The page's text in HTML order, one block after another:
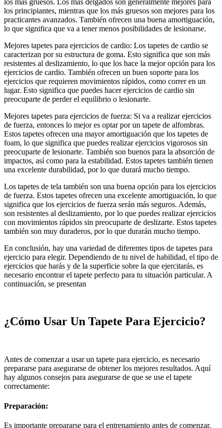
los principiantes, mientras que los más gruesos son mejores para los
practicantes avanzados. También ofrecen una buena amortiguación,
lo que significa que va a tener menos posibilidades de lesionarse.
Mejores tapetes para ejercicios de cardio: Los tapetes de cardio se
caracterizan por su estructura de goma. Esto significa que son más
resistentes al deslizamiento, lo que los hace la mejor opción para los
ejercicios de cardio. También ofrecen un buen soporte para los
ejercicios que requieren movimientos rápidos, como correr en un
lugar. Esto significa que puedes hacer ejercicios de cardio sin
preocuparte de perder el equilibrio o lesionarte.
Mejores tapetes para ejercicios de fuerza: Si va a realizar ejercicios
de fuerza, entonces lo mejor es optar por un tapete de alfombras.
Estos tapetes ofrecen una mayor amortiguación que los tapetes de
foam, lo que significa que puedes realizar ejercicios vigorosos sin
preocuparte de lesionarte. También son buenos para la absorción de
impactos, así como para la estabilidad. Estos tapetes también tienen
una excelente durabilidad, por lo que durará mucho tiempo.
Los tapetes de tela también son una buena opción para los ejercicios
de fuerza. Estos tapetes ofrecen una excelente amortiguación, lo que
significa que los ejercicios de fuerza serán más seguros. Además,
son resistentes al deslizamiento, por lo que puedes realizar ejercicios
con movimientos rápidos sin preocuparte de deslizarte. Estos tapetes
también son muy duraderos, por lo que durarán mucho tiempo.
En conclusión, hay una variedad de diferentes tipos de tapetes para
ejercicio para elegir. Dependiendo de tu nivel de habilidad, el tipo de
ejercicios que harás y de la superficie sobre la que ejercitarás, es
necesario encontrar el tapete perfecto para tu situación particular. A
continuación, se presentan
¿Cómo Usar Un Tapete Para Ejercicio?
Antes de comenzar a usar un tapete para ejercicio, es necesario
prepararse para asegurarse de obtener los mejores resultados. Aquí
hay algunos consejos para asegurarse de que se use el tapete
correctamente:
Preparación:
Es importante prepararse para el entrenamiento antes de comenzar.